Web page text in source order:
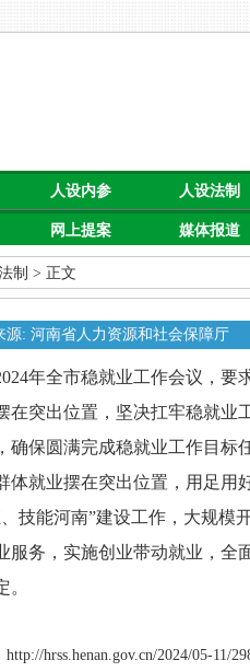
人设内参 人设法制
网上提案 媒体报道
制 > 正文
源: 河南省人力资源和社会保障厅
年全市稳就业工作会议，要
在突出位置，坚决扛牢稳就业
确保圆满完成稳就业工作目标
体就业摆在突出位置，用足用
技能河南”建设工作，大规模
服务，实施创业带动就业，全
hrss.henan.gov.cn/2024/05-11/